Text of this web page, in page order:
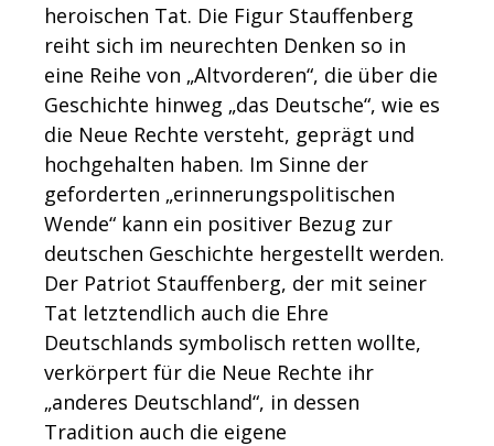
heroischen Tat. Die Figur Stauffenberg
reiht sich im neurechten Denken so in
eine Reihe von „Altvorderen“, die über die
Geschichte hinweg „das Deutsche“, wie es
die Neue Rechte versteht, geprägt und
hochgehalten haben. Im Sinne der
geforderten „erinnerungspolitischen
Wende“ kann ein positiver Bezug zur
deutschen Geschichte hergestellt werden.
Der Patriot Stauffenberg, der mit seiner
Tat letztendlich auch die Ehre
Deutschlands symbolisch retten wollte,
verkörpert für die Neue Rechte ihr
„anderes Deutschland“, in dessen
Tradition auch die eigene